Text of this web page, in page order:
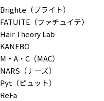
Brighte（ブライト）
FATUITE（ファチュイテ）
Hair Theory Lab
KANEBO
M・A・C（MAC）
NARS（ナーズ）
Pyt（ピュット）
ReFa